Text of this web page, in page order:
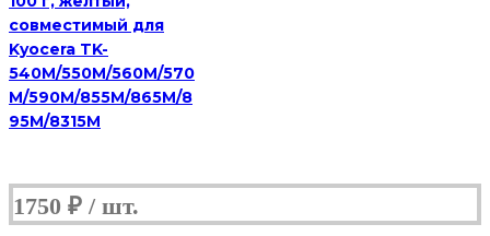
совместимый для
Kyocera TK-
540M/550M/560M/570
M/590M/855M/865M/8
95M/8315M
1750 ₽